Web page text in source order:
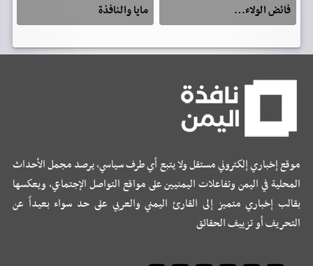
فائض الولاء…
مايا والنافذة
موقع إخباري إلكتروني مستقل ولا يتبع أي طرف سياسي، يرصد مجمل الأحداث
المحلية في اليمن وتفاعلات اليمنيين على مواقع التواصل الإجتماعي، ويعكسها
بقالب إخباري متميز إلى القارئ اليمني والعربي على حد سواء بعيداً عن
التحريف أو تزييف الحقائق